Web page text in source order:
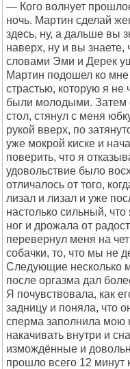
— Кого волнует
ночь. Мартин сделай
здесь, ну, а дальше вы
наверх, ну и вы
словами Эми и Дерек
Мартин подошел ко
страстью, которую я не
были молодыми. Затем
стол, стянул с меня
рукой вверх, по
уже мокрой киске и
поверить, что я
удовольствие было
отличалось от того,
лизал и лизал и уже
настолько сильный,
ног и дрожала от
перевернул меня на
собачки, то, что мы не
Следующие несколько
после оргазма дал
Я почувствовала, как
задницу и поняла, что
сперма заполнила мою
накачивать внутри и
измождённые и
прошло всего 12